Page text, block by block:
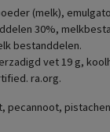
(melk),
30%,
bestanddelen.
vet 19 g,
ra.org.
pecannoot,